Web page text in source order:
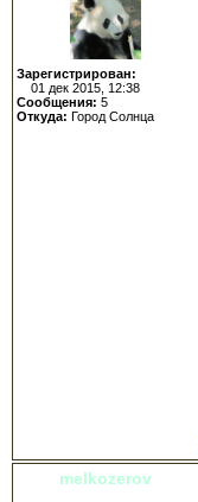
Зарегистрирован:
01 дек 2015, 12:38
Сообщения: 5
Откуда: Город Солнца
melkozerov